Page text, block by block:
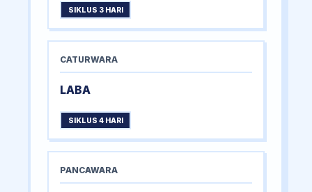
SIKLUS 3 HARI
CATURWARA
LABA
SIKLUS 4 HARI
PANCAWARA